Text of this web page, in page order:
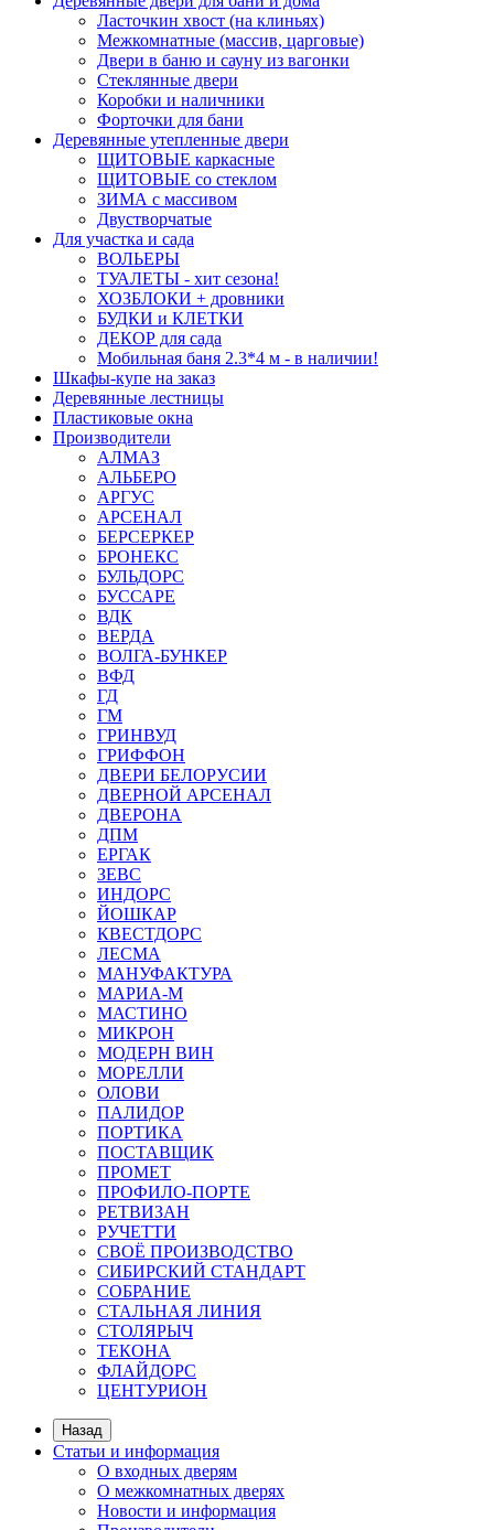
Ласточкин хвост (на клиньях)
Межкомнатные (массив, царговые)
Двери в баню и сауну из вагонки
Стеклянные двери
Коробки и наличники
Форточки для бани
Деревянные утепленные двери
ЩИТОВЫЕ каркасные
ЩИТОВЫЕ со стеклом
ЗИМА с массивом
Двустворчатые
Для участка и сада
ВОЛЬЕРЫ
ТУАЛЕТЫ - хит сезона!
ХОЗБЛОКИ + дровники
БУДКИ и КЛЕТКИ
ДЕКОР для сада
Мобильная баня 2.3*4 м - в наличии!
Шкафы-купе на заказ
Деревянные лестницы
Пластиковые окна
Производители
АЛМАЗ
АЛЬБЕРО
АРГУС
АРСЕНАЛ
БЕРСЕРКЕР
БРОНЕКС
БУЛЬДОРС
БУССАРЕ
ВДК
ВЕРДА
ВОЛГА-БУНКЕР
ВФД
ГД
ГМ
ГРИНВУД
ГРИФФОН
ДВЕРИ БЕЛОРУСИИ
ДВЕРНОЙ АРСЕНАЛ
ДВЕРОНА
ДПМ
ЕРГАК
ЗЕВС
ИНДОРС
ЙОШКАР
КВЕСТДОРС
ЛЕСМА
МАНУФАКТУРА
МАРИА-М
МАСТИНО
МИКРОН
МОДЕРН ВИН
МОРЕЛЛИ
ОЛОВИ
ПАЛИДОР
ПОРТИКА
ПОСТАВЩИК
ПРОМЕТ
ПРОФИЛО-ПОРТЕ
РЕТВИЗАН
РУЧЕТТИ
СВОЁ ПРОИЗВОДСТВО
СИБИРСКИЙ СТАНДАРТ
СОБРАНИЕ
СТАЛЬНАЯ ЛИНИЯ
СТОЛЯРЫЧ
ТЕКОНА
ФЛАЙДОРС
ЦЕНТУРИОН
Назад
Статьи и информация
О входных дверям
О межкомнатных дверях
Новости и информация